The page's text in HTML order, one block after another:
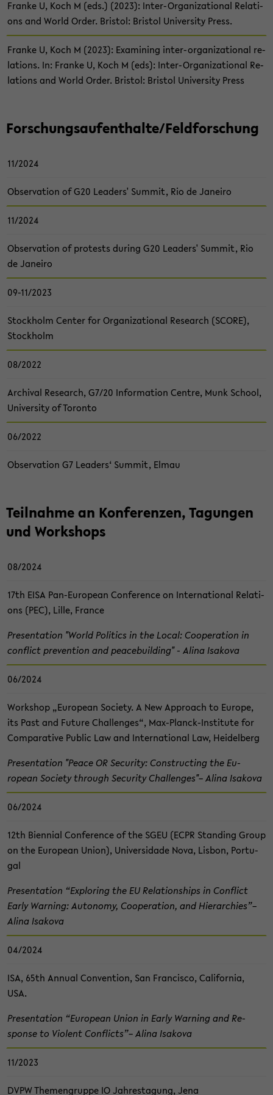
Fran­ke U, Koch M (eds.) (2023): Inter-​Organizational Re­la­ti­
ons and World Order. Bris­tol: Bris­tol Uni­ver­si­ty Press.
Fran­ke U, Koch M (2023): Ex­ami­ning inter-​organizational re­
la­ti­ons. In: Fran­ke U, Koch M (eds): Inter-​Organizational Re­
la­ti­ons and World Order. Bris­tol: Bris­tol Uni­ver­si­ty Press
For­schungs­auf­ent­hal­te/Feld­for­schung
11/2024
Ob­ser­va­ti­on of G20 Lea­ders' Sum­mit, Rio de Ja­nei­ro
11/2024
Ob­ser­va­ti­on of pro­tests du­ring G20 Lea­ders' Sum­mit, Rio
de Ja­nei­ro
09-11/2023
Stock­holm Cen­ter for Or­ga­niza­tio­nal Re­se­arch (SCORE),
Stock­holm
08/2022
Ar­chi­val Re­se­arch, G7/20 In­for­ma­ti­on Cent­re, Munk School,
Uni­ver­si­ty of To­ron­to
06/2022
Ob­ser­va­ti­on G7 Lea­ders‘ Sum­mit, Elmau
Teil­nah­me an Kon­fe­ren­zen, Ta­gun­gen
und Work­shops
08/2024
17th EISA Pan-​European Con­fe­rence on In­ter­na­tio­nal Re­la­ti­
ons (PEC), Lille, Fran­ce
Pre­sen­ta­ti­on "World Po­li­tics in the Local: Co­ope­ra­ti­on in
con­flict pre­ven­ti­on and peace­buil­ding" - Alina Isa­ko­va
06/2024
Work­shop „Eu­ropean So­cie­ty. A New Ap­proach to Eu­ro­pe,
its Past and Fu­ture Chal­len­ges“, Max-​Planck-Institute for
Com­pa­ra­ti­ve Pu­blic Law and In­ter­na­tio­nal Law, Hei­del­berg
Pre­sen­ta­ti­on "Peace OR Se­cu­ri­ty: Con­st­ruc­ting the Eu­
ropean So­cie­ty th­rough Se­cu­ri­ty Chal­len­ges"– Alina Isa­ko­va
06/2024
12th Bi­en­ni­al Con­fe­rence of the SGEU (ECPR Stan­ding Group
on the Eu­ropean Union), Uni­ver­sida­de Nova, Lis­bon, Por­tu­
gal
Pre­sen­ta­ti­on “Ex­plo­ring the EU Re­la­ti­ons­hips in Con­flict
Early Warning: Au­to­no­my, Co­ope­ra­ti­on, and Hier­ar­chies”–
Alina Isa­ko­va
04/2024
ISA, 65th An­nu­al Con­ven­ti­on, San Fran­cis­co, Ca­li­for­nia,
USA.
Pre­sen­ta­ti­on “Eu­ropean Union in Early Warning and Re­
spon­se to Vio­lent Con­flicts”– Alina Isa­ko­va
11/2023
DVPW The­men­grup­pe IO Jah­res­ta­gung, Jena